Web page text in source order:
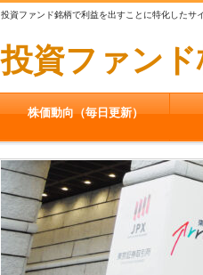
投資ファンド銘柄で利益を出すことに特化した
投資ファン
株価動向（毎日更新）